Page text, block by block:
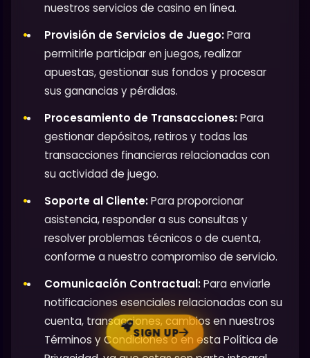
nuestros servicios de casino en línea.
Provisión de Servicios de Juego:Para
permitirle participar en juegos, realizar
apuestas, gestionar sus fondos y procesar
sus ganancias y pérdidas.
Procesamiento de Transacciones:Para
gestionar depósitos, retiros y todas las
transacciones financieras relacionadas con
su actividad de juego.
Soporte al Cliente:Para proporcionar
asistencia, responder a sus consultas y
resolver problemas técnicos o de cuenta,
conforme a nuestro compromiso de servicio.
Comunicación Contractual:Para enviarle
notificaciones esenciales relacionadas con su
cuenta, transacciones, cambios en nuestros
Términos y Condiciones o en esta Política de
SIGN UP